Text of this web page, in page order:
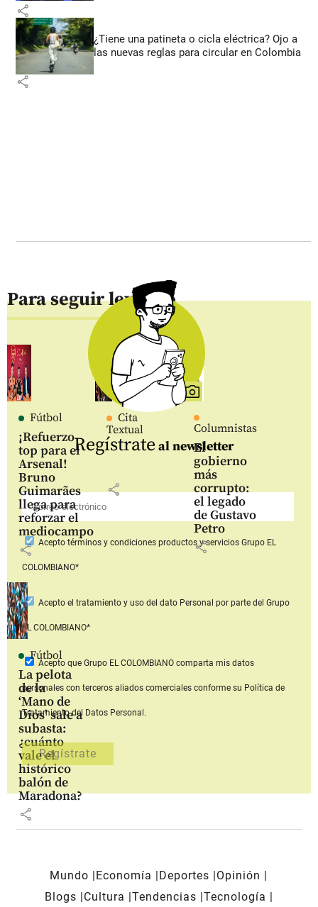
share
¿Tiene una patineta o cicla eléctrica? Ojo a
las nuevas reglas para circular en Colombia
share
Para seguir leyendo
Fútbol
¡Refuerzo
top para el
Arsenal!
Bruno
Guimarães
llega para
reforzar el
mediocampo
share
Cita
Textual
share
Columnistas
El
gobierno
más
corrupto:
el legado
de Gustavo
Petro
share
Fútbol
La pelota
de la
‘Mano de
Dios’ sale a
subasta:
¿cuánto
vale el
histórico
balón de
Maradona?
share
Regístrate al newsletter
Aceptotérminos y condiciones productos y serviciosGrupo EL
COLOMBIANO*
Acepto el tratamiento y uso del dato Personal por parte del Grupo
EL COLOMBIANO*
Acepto que Grupo EL COLOMBIANOcomparta mis datos
personales con terceros aliados comerciales conforme su Política de
Tratamiento del Datos Personal.
Mundo Economía Deportes
Opinión
Blogs
Cultura Tendencias Tecnología